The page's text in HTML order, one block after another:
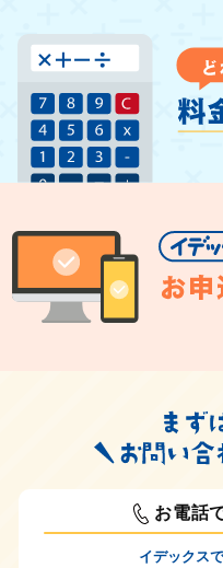
お電話
イデックス